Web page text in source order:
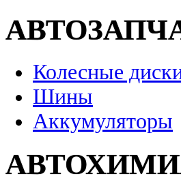
Колесные
Шины
Аккумуляторы